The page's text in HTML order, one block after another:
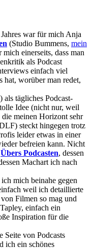
war für mich Anja
(Studio Bummens, mein
einerseits, dass man
als Podcast
einfach viel
hat, worüber man redet,
als tägliches Podcast-
Idee (nicht nur, weil
meinen Horizont sehr
steckt hingegen trotz
leider etwas in einer
befreien kann. Nicht
Übers Podcasten, dessen
Machart ich nach
mich beinahe gegen
weil ich detaillierte
Filmen so mag und
einfach ein
Inspiration für die
Seite von Podcasts
ich ein schönes